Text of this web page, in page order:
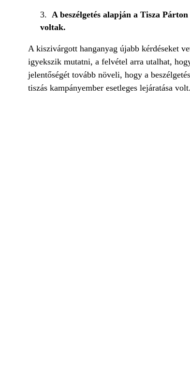
A beszélgetés alapján a Tisza
voltak.
A kiszivárgott hanganyag újabb kérdéseket
igyekszik mutatni, a felvétel arra utalhat,
jelentőségét tovább növeli, hogy a
tiszás kampányember esetleges lejáratása volt.